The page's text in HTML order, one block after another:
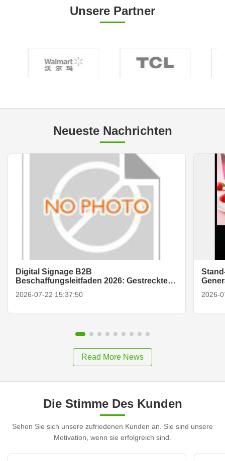
Unsere Partner
Neueste Nachrichten
Digital Signage B2B
Beschaffungsleitfaden 2026: Gestreckte
Displaylösungen
2026-07-22 15:37:50 2026-
Read More News
Die Stimme Des Kunden
Sehen Sie sich unsere zufriedenen Kunden an. Sie sind unsere
Motivation, wenn sie erfolgreich sind.